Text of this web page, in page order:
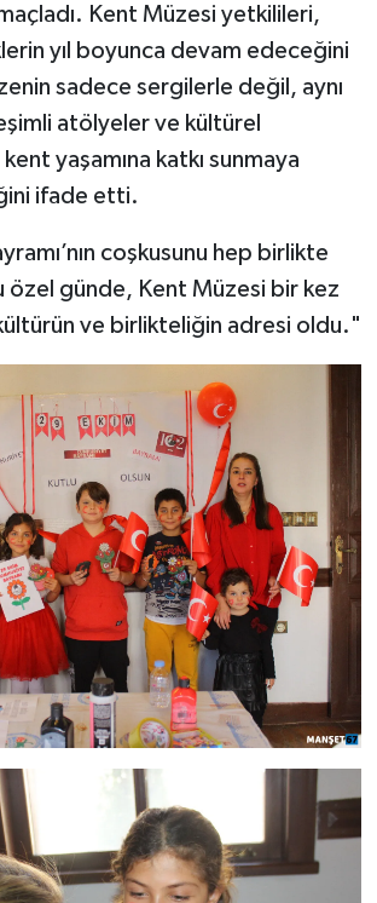
Kent Müzesi yetkilileri,
yıl boyunca devam edeceğini
sadece sergilerle değil, aynı
atölyeler ve kültürel
yaşamına katkı sunmaya
ifade etti.
coşkusunu hep birlikte
özel günde, Kent Müzesi bir kez
ve birlikteliğin adresi oldu."